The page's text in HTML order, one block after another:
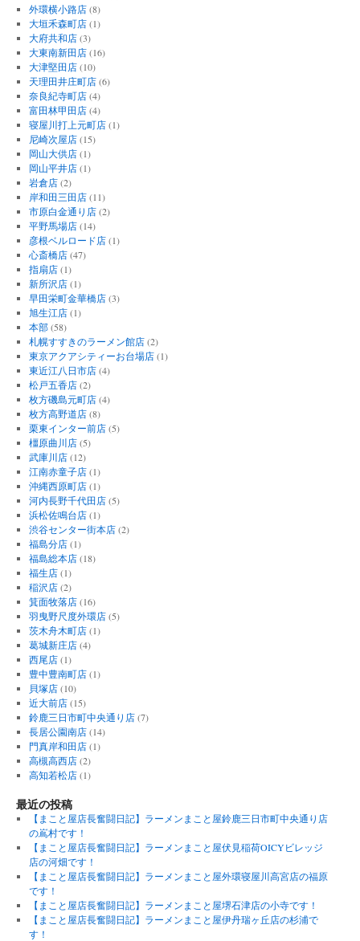
外環横小路店(8)
大垣禾森町店(1)
大府共和店(3)
大東南新田店(16)
大津堅田店(10)
天理田井庄町店(6)
奈良紀寺町店(4)
富田林甲田店(4)
寝屋川打上元町店(1)
尼崎次屋店(15)
岡山大供店(1)
岡山平井店(1)
岩倉店(2)
岸和田三田店(11)
市原白金通り店(2)
平野馬場店(14)
彦根ベルロード店(1)
心斎橋店(47)
指扇店(1)
新所沢店(1)
早田栄町金華橋店(3)
旭生江店(1)
本部(58)
札幌すすきのラーメン館店(2)
東京アクアシティーお台場店(1)
東近江八日市店(4)
松戸五香店(2)
枚方磯島元町店(4)
枚方高野道店(8)
栗東インター前店(5)
橿原曲川店(5)
武庫川店(12)
江南赤童子店(1)
沖縄西原町店(1)
河内長野千代田店(5)
浜松佐鳴台店(1)
渋谷センター街本店(2)
福島分店(1)
福島総本店(18)
福生店(1)
稲沢店(2)
箕面牧落店(16)
羽曳野尺度外環店(5)
茨木舟木町店(1)
葛城新庄店(4)
西尾店(1)
豊中豊南町店(1)
貝塚店(10)
近大前店(15)
鈴鹿三日市町中央通り店(7)
長居公園南店(14)
門真岸和田店(1)
高槻高西店(2)
高知若松店(1)
最近の投稿
【まこと屋店長奮闘日記】ラーメンまこと屋鈴鹿三日市町中央通り店
の嶌村です！
【まこと屋店長奮闘日記】ラーメンまこと屋伏見稲荷OICYビレッジ
店の河畑です！
【まこと屋店長奮闘日記】ラーメンまこと屋外環寝屋川高宮店の福原
です！
【まこと屋店長奮闘日記】ラーメンまこと屋堺石津店の小寺です！
【まこと屋店長奮闘日記】ラーメンまこと屋伊丹瑞ヶ丘店の杉浦で
す！